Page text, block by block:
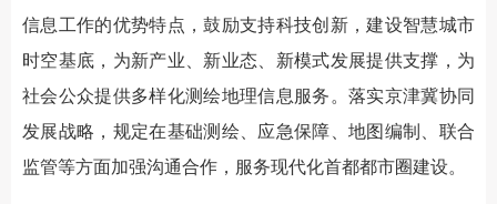
信息工作的优势特点，鼓励支持科技创新，建设智慧城市
时空基底，为新产业、新业态、新模式发展提供支撑，为
社会公众提供多样化测绘地理信息服务。落实京津冀协同
发展战略，规定在基础测绘、应急保障、地图编制、联合
监管等方面加强沟通合作，服务现代化首都都市圈建设。